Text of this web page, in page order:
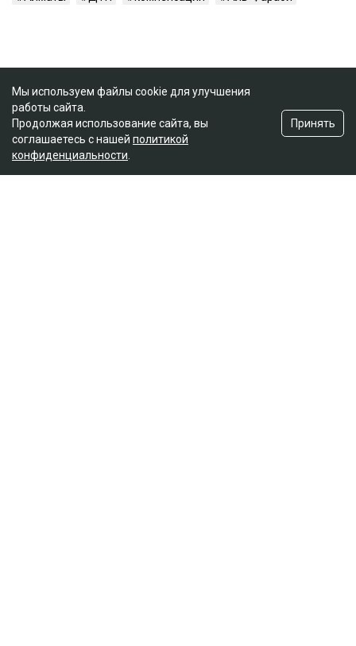
Мы используем файлы cookie для улучшения
работы сайта.
Продолжая использование сайта, вы
соглашаетесь с нашей политикой
конфиденциальности
Принять